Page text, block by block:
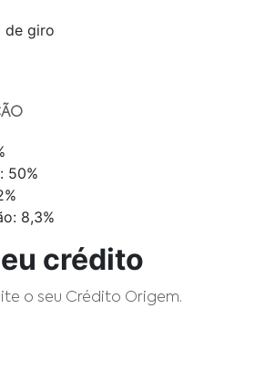
de giro
50%
8,3%
crédito
o seu Crédito Origem.